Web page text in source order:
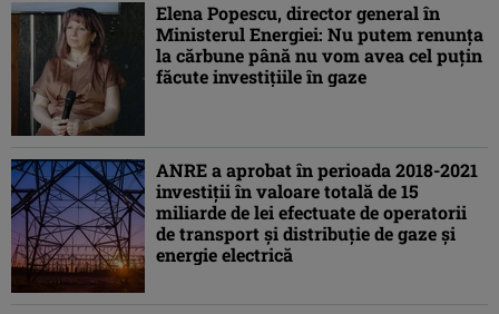
Elena Popescu, director general în
Ministerul Energiei: Nu putem renunța
la cărbune până nu vom avea cel puțin
făcute investițiile în gaze
ANRE a aprobat în perioada 2018-2021
investiţii în valoare totală de 15
miliarde de lei efectuate de operatorii
de transport şi distribuţie de gaze şi
energie electrică